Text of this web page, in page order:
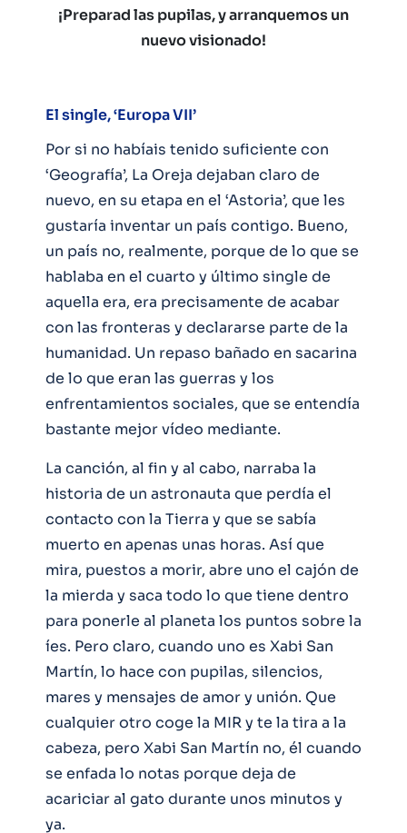
¡Preparad las pupilas, y arranquemos un
nuevo visionado!
El single, ‘Europa VII’
Por si no habíais tenido suficiente con
‘Geografía’, La Oreja dejaban claro de
nuevo, en su etapa en el ‘Astoria’, que les
gustaría inventar un país contigo. Bueno,
un país no, realmente, porque de lo que se
hablaba en el cuarto y último single de
aquella era, era precisamente de acabar
con las fronteras y declararse parte de la
humanidad. Un repaso bañado en sacarina
de lo que eran las guerras y los
enfrentamientos sociales, que se entendía
bastante mejor vídeo mediante.
La canción, al fin y al cabo, narraba la
historia de un astronauta que perdía el
contacto con la Tierra y que se sabía
muerto en apenas unas horas. Así que
mira, puestos a morir, abre uno el cajón de
la mierda y saca todo lo que tiene dentro
para ponerle al planeta los puntos sobre la
íes. Pero claro, cuando uno es Xabi San
Martín, lo hace con pupilas, silencios,
mares y mensajes de amor y unión. Que
cualquier otro coge la MIR y te la tira a la
cabeza, pero Xabi San Martín no, él cuando
se enfada lo notas porque deja de
acariciar al gato durante unos minutos y
ya.